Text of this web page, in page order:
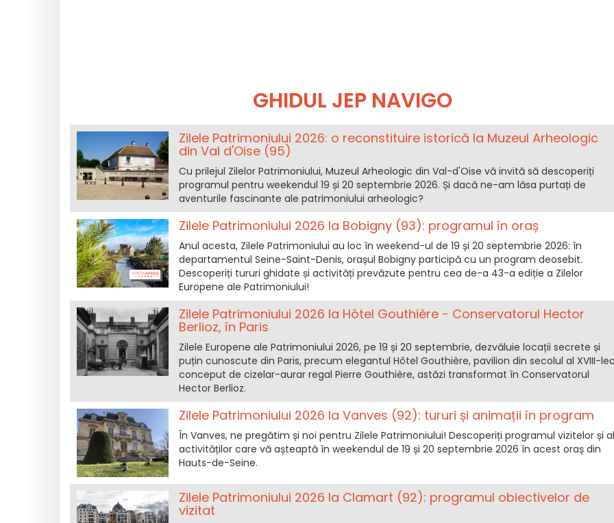
GHIDUL JEP NAVIGO
Zilele Patrimoniului 2026: o reconstituire istorică la Muzeul Arheologic
din Val d'Oise (95)
Cu prilejul Zilelor Patrimoniului, Muzeul Arheologic din Val-d'Oise vă invită să descoperiți
programul pentru weekendul 19 și 20 septembrie 2026. Și dacă ne-am lăsa purtați de
aventurile fascinante ale patrimoniului arheologic?
Zilele Patrimoniului 2026 la Bobigny (93): programul în oraș
Anul acesta, Zilele Patrimoniului au loc în weekend-ul de 19 și 20 septembrie 2026: în
departamentul Seine-Saint-Denis, orașul Bobigny participă cu un program deosebit.
Descoperiți tururi ghidate și activități prevăzute pentru cea de-a 43-a ediție a Zilelor
Europene ale Patrimoniului!
Zilele Patrimoniului 2026 la Hôtel Gouthière - Conservatorul Hector
Berlioz, în Paris
Zilele Europene ale Patrimoniului 2026, pe 19 și 20 septembrie, dezvăluie locații secrete și
puțin cunoscute din Paris, precum elegantul Hôtel Gouthière, pavilion din secolul al XVIII-
conceput de cizelar-aurar regal Pierre Gouthière, astăzi transformat în Conservatorul
Hector Berlioz.
Zilele Patrimoniului 2026 la Vanves (92): tururi și animații în program
În Vanves, ne pregătim și noi pentru Zilele Patrimoniului! Descoperiți programul vizitelor și al
activităților care vă așteaptă în weekendul de 19 și 20 septembrie 2026 în acest oraș din
Hauts-de-Seine.
Zilele Patrimoniului 2026 la Clamart (92): programul obiectivelor de
vizitat